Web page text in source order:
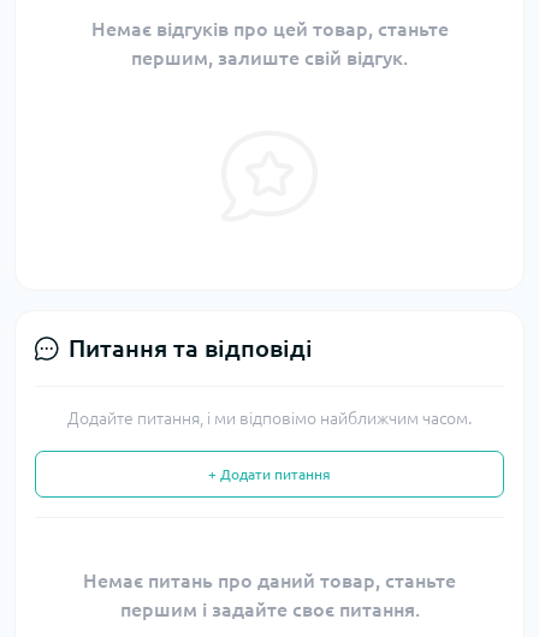
Немає відгуків про цей товар, станьте
першим, залиште свій відгук.
Питання та відповіді
Додайте питання, і ми відповімо найближчим часом.
+ Додати питання
Немає питань про даний товар, станьте
першим і задайте своє питання.